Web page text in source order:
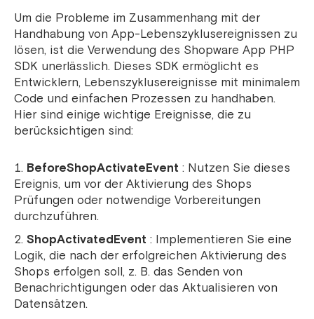
Um die Probleme im Zusammenhang mit der
Handhabung von App-Lebenszyklusereignissen zu
lösen, ist die Verwendung des Shopware App PHP
SDK unerlässlich. Dieses SDK ermöglicht es
Entwicklern, Lebenszyklusereignisse mit minimalem
Code und einfachen Prozessen zu handhaben.
Hier sind einige wichtige Ereignisse, die zu
berücksichtigen sind:
BeforeShopActivateEvent : Nutzen Sie dieses
Ereignis, um vor der Aktivierung des Shops
Prüfungen oder notwendige Vorbereitungen
durchzuführen.
ShopActivatedEvent : Implementieren Sie eine
Logik, die nach der erfolgreichen Aktivierung des
Shops erfolgen soll, z. B. das Senden von
Benachrichtigungen oder das Aktualisieren von
Datensätzen.